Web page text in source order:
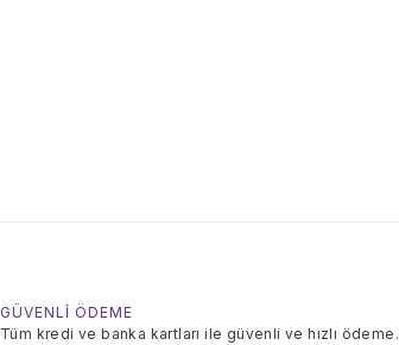
GÜVENLİ ÖDEME
Tüm kredi ve banka kartları ile güvenli ve hızlı ödeme.